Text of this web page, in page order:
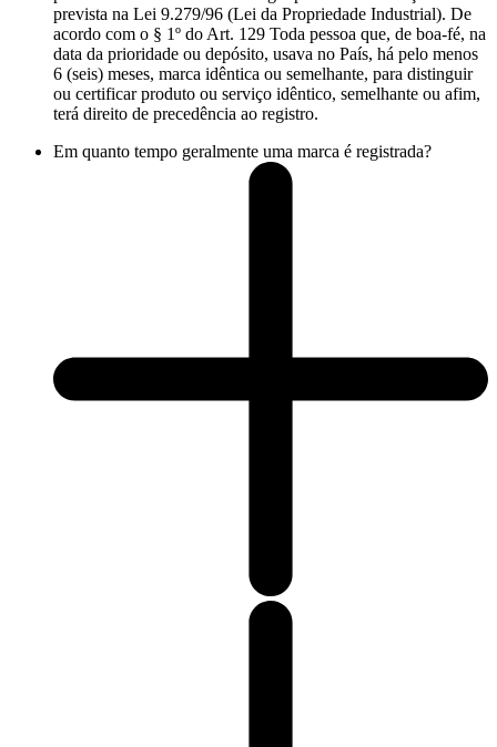
prevista na Lei 9.279/96 (Lei da Propriedade Industrial). De
acordo com o § 1º do Art. 129 Toda pessoa que, de boa-fé, na
data da prioridade ou depósito, usava no País, há pelo menos
6 (seis) meses, marca idêntica ou semelhante, para distinguir
ou certificar produto ou serviço idêntico, semelhante ou afim,
terá direito de precedência ao registro.
Em quanto tempo geralmente uma marca é registrada?